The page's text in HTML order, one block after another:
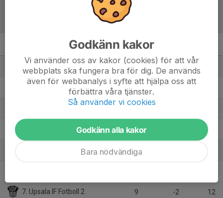
Division 4 Dam Uppland M
1. Roslagsbro IF 10
2. Österlövsta FF 10
10 14
9
7. Upsala IF Fotboll 2 9 -2 12
Godkänn kakor
Vi använder oss av kakor (cookies) för att vår
webbplats ska fungera bra för dig. De används
även för webbanalys i syfte att hjälpa oss att
förbättra våra tjänster.
Så använder vi cookies
Godkänn alla kakor
Bara nödvändiga